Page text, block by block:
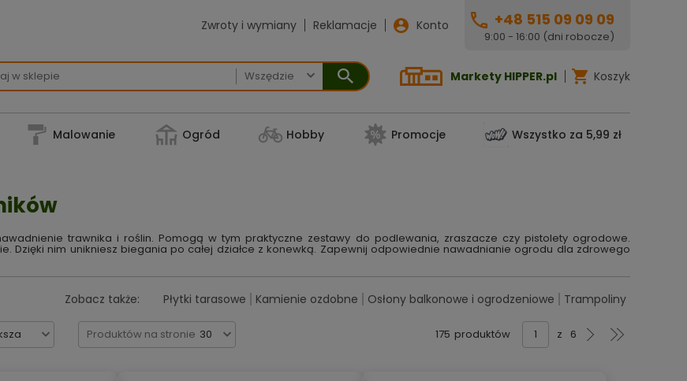
Zwroty i wymiany Reklamacje Konto +48 515 09 09 09
9:00 - 16:00 (dni robocze)
 Markety HIPPER.pl Koszyk
Malowanie Ogród Hobby Promocje Wszystko za 5,99 zł
trawnika i roślin. Pomogą w tym praktyczne zestawy do podlewania, zraszacze czy pistolety ogrodowe.
Dzięki nim unikniesz biegania po całej działce z konewką. Zapewnij odpowiednie nawadnianie ogrodu dla zdrowego
Zobacz także: Płytki tarasowe Kamienie ozdobne Osłony balkonowe i ogrodzeniowe Trampoliny
Produktów na stronie 30 175 produktów z 6